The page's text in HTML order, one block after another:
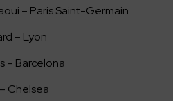
– Paris Saint-Germain
– Lyon
– Barcelona
Chelsea